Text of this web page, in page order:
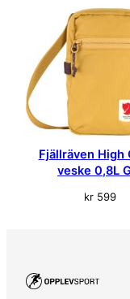
Fjällräven High
veske 0,8L
kr599